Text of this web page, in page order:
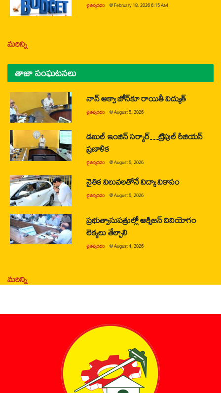
చైతన్యరధం @February 18, 2026 6:15 AM
మరిన్ని
తాజా సంఘటనలు
నాన్ ఆక్వా జోన్‌కూ రాయితీ విద్యుత్
చైతన్యరధం @August 5, 2026
డబుల్ ఇంజిన్ సర్కార్…ట్రిపుల్ రీజియన్
ప్రణాళిక
చైతన్యరధం @August 5, 2026
నైతిక విలువలతోనే విద్యా వికాసం
చైతన్యరధం @August 5, 2026
ప్రభుత్వాసుపత్రుల్లో ఆక్సిజన్ వినియోగం
లెక్కలు తేల్చాలి
చైతన్యరధం @August 4, 2026
మరిన్ని